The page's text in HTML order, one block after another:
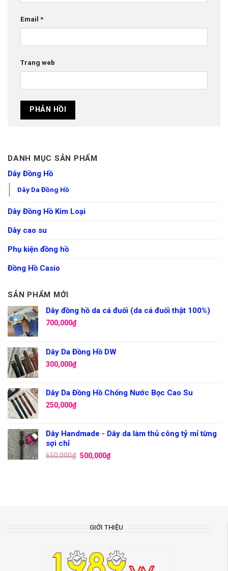
Email *
Trang web
DANH MỤC SẢN PHẨM
Dây Đồng Hồ
Dây Da Đồng Hồ
Dây Đồng Hồ Kim Loại
Dây cao su
Phụ kiện đồng hồ
Đồng Hồ Casio
SẢN PHẨM MỚI
Dây đồng hồ da cá đuối (da cá đuối thật 100%)
700,000₫
Dây Da Đồng Hồ DW
300,000₫
Dây Da Đồng Hồ Chống Nước Bọc Cao Su
250,000₫
Dây Handmade - Dây da làm thủ công tỷ mỉ từng
sợi chỉ
650,000₫ 500,000₫
GIỚI THIỆU